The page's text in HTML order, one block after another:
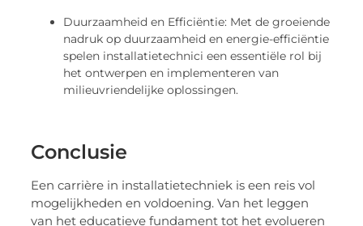
Duurzaamheid en Efficiëntie: Met de groeiende
nadruk op duurzaamheid en energie-efficiëntie
spelen installatietechnici een essentiële rol bij
het ontwerpen en implementeren van
milieuvriendelijke oplossingen.
Conclusie
Een carrière in installatietechniek is een reis vol
mogelijkheden en voldoening. Van het leggen
van het educatieve fundament tot het evolueren